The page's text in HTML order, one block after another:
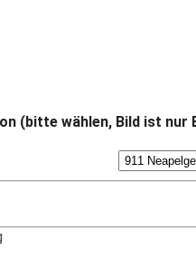
(bitte wählen, Bild ist nur